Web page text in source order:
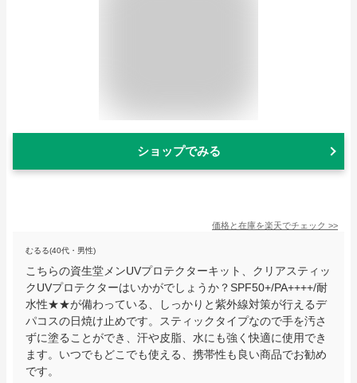
ショップでみる
価格と在庫を楽天でチェック >>
むるる(40代・男性)
こちらの資生堂メンUVプロテクターキット、クリアスティッ
クUVプロテクターはいかがでしょうか？SPF50+/PA++++/耐
水性★★が備わっている、しっかりと紫外線対策が行えるデ
パコスの日焼け止めです。スティックタイプなので手を汚さ
ずに塗ることができ、汗や皮脂、水にも強く快適に使用でき
ます。いつでもどこでも使える、携帯性も良い商品でお勧め
です。